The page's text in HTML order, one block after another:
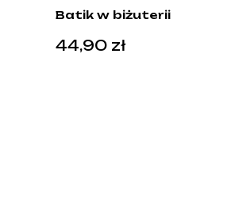
Batik w biżuterii
44,90 zł